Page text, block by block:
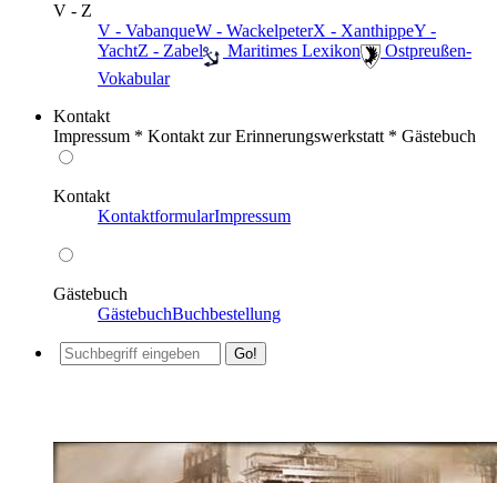
V - Z
V - VabanqueW - WackelpeterX - XanthippeY -
YachtZ - Zabel ️ Maritimes Lexikon
️ Ostpreußen-
Vokabular
Kontakt
Impressum * Kontakt zur Erinnerungswerkstatt * Gästebuch
Kontakt
KontaktformularImpressum
Gästebuch
GästebuchBuchbestellung